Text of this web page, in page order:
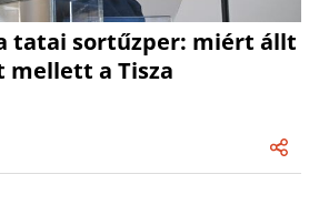
tatai sortűzper: miért állt
mellett a Tisza